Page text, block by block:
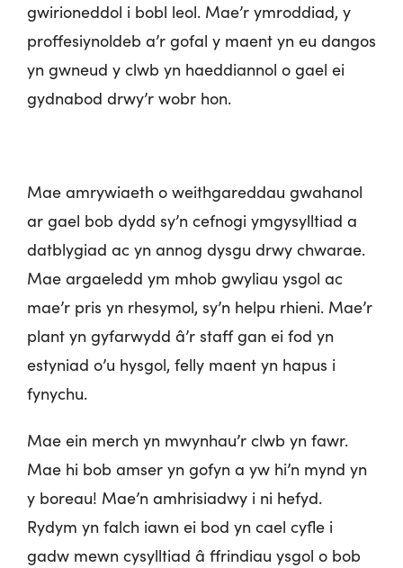
gwirioneddol i bobl leol. Mae’r ymroddiad, y
proffesiynoldeb a’r gofal y maent yn eu dangos
yn gwneud y clwb yn haeddiannol o gael ei
gydnabod drwy’r wobr hon.
Mae amrywiaeth o weithgareddau gwahanol
ar gael bob dydd sy’n cefnogi ymgysylltiad a
datblygiad ac yn annog dysgu drwy chwarae.
Mae argaeledd ym mhob gwyliau ysgol ac
mae’r pris yn rhesymol, sy’n helpu rhieni. Mae’r
plant yn gyfarwydd â’r staff gan ei fod yn
estyniad o’u hysgol, felly maent yn hapus i
fynychu.
Mae ein merch yn mwynhau’r clwb yn fawr.
Mae hi bob amser yn gofyn a yw hi’n mynd yn
y boreau! Mae’n amhrisiadwy i ni hefyd.
Rydym yn falch iawn ei bod yn cael cyfle i
gadw mewn cysylltiad â ffrindiau ysgol o bob